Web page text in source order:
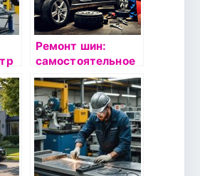
Ремонт шин:
самостоятельное
исправление и
профессиональна
я помощь